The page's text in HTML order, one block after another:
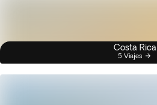
Costa Rica
5 Viajes